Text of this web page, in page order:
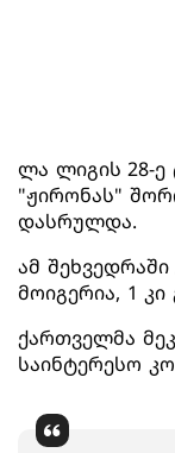
ლა ლიგის 28-ე
"ჟირონას"
დასრულდა.
ამ
მოიგერია, 1
ქართველმა
საინტერესო